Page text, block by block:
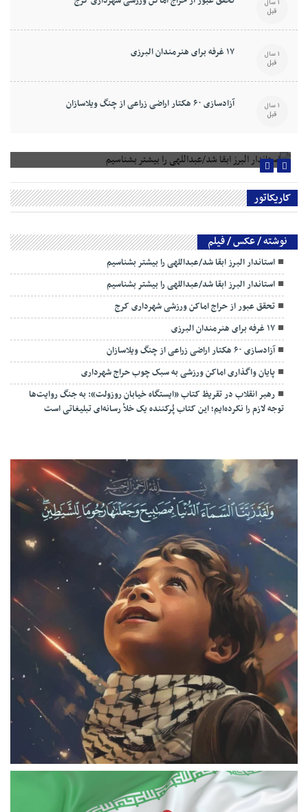
1 سال
قبل
۱۷ غرفه برای هنرمندان البرزی 1 سال
قبل
آزادسازی ۶۰ هکتار اراضی زراعی از چنگ ویلاسازان 1 سال
قبل
کاریکاتور
نوشته / عکس / فیلم
استاندار البرز ابقا شد/عبداللهی را بیشتر بشناسیم
استاندار البرز ابقا شد/عبداللهی را بیشتر بشناسیم
تحقق عبور از حراج اماکن ورزشی شهرداری کرج
۱۷ غرفه برای هنرمندان البرزی
آزادسازی ۶۰ هکتار اراضی زراعی از چنگ ویلاسازان
پایان واگذاری اماکن ورزشی به سبک چوب حراج شهرداری
رهبر انقلاب در تقریظ کتاب «ایستگاه خیابان روزولت»: به جنگ روایت‌ها
توجه لازم را نکرده‌ایم؛ این کتاب پُرکننده‌ یک خلأ رسانه‌ای تبلیغاتی است